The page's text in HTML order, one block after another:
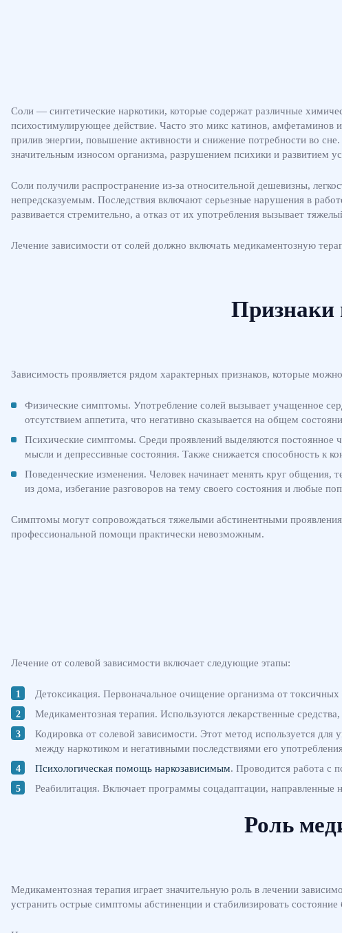
Соли — синтетические наркотики, которые содержат различные
психостимулирующее действие. Часто это микс катинов, амфетаминов
прилив энергии, повышение активности и снижение потребности во
значительным износом организма, разрушением психики и развитием
Соли получили распространение из-за относительной дешевизны,
непредсказуемым. Последствия включают серьезные нарушения в
развивается стремительно, а отказ от их употребления вызывает
Лечение зависимости от солей должно включать медикаментозную
Признаки
Зависимость проявляется рядом характерных признаков, которые
Физические симптомы. Употребление солей вызывает учащенное
отсутствием аппетита, что негативно сказывается на общем
Психические симптомы. Среди проявлений выделяются постоянное
мысли и депрессивные состояния. Также снижается способность к
Поведенческие изменения. Человек начинает менять круг
из дома, избегание разговоров на тему своего состояния и любые
Симптомы могут сопровождаться тяжелыми абстинентными
профессиональной помощи практически невозможным.
Лечение от солевой зависимости включает следующие этапы:
Детоксикация. Первоначальное очищение организма от
Медикаментозная терапия. Используются лекарственные
Кодировка от солевой зависимости. Этот метод используется для
между наркотиком и негативными последствиями его
Психологическая помощь наркозависимым. Проводится работа с
Реабилитация. Включает программы соцадаптации,
Роль
Медикаментозная терапия играет значительную роль в лечении
устранить острые симптомы абстиненции и стабилизировать состояние